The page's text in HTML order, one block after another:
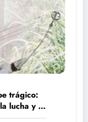
trágico:
lucha y la